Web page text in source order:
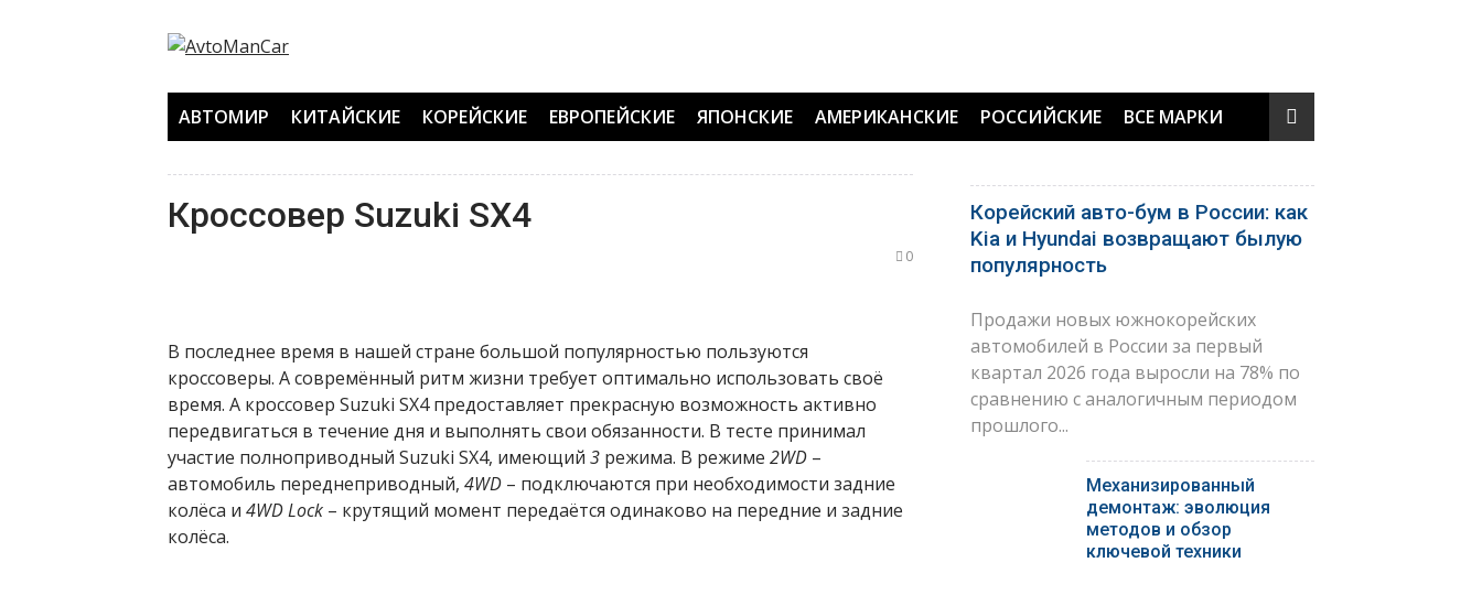
АВТОМИР КИТАЙСКИЕ КОРЕЙСКИЕ ЕВРОПЕЙСКИЕ ЯПОНСКИЕ АМЕРИКАНСКИЕ РОССИЙСКИЕ ВСЕ МАРКИ
Кроссовер Suzuki SX4
0
В последнее время в нашей стране большой популярностью пользуются
кроссоверы. А совремённый ритм жизни требует оптимально использовать своё
время. А кроссовер Suzuki SX4 предоставляет прекрасную возможность активно
передвигаться в течение дня и выполнять свои обязанности. В тесте принимал
участие полноприводный Suzuki SX4, имеющий 3 режима. В режиме 2WD –
автомобиль переднеприводный, 4WD – подключаются при необходимости задние
колёса и 4WD Lock – крутящий момент передаётся одинаково на передние и задние
колёса.
Корейский авто-бум в России: как
Kia и Hyundai возвращают былую
популярность
Продажи новых южнокорейских
автомобилей в России за первый
квартал 2026 года выросли на 78% по
сравнению с аналогичным периодом
прошлого...
Механизированный
демонтаж: эволюция
методов и обзор
ключевой техники